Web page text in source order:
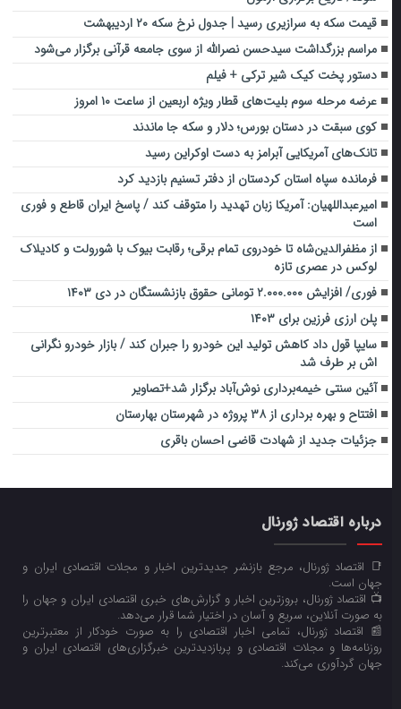
قیمت سکه به سرازیری رسید | جدول نرخ سکه ۲۰ اردیبهشت
مراسم بزرگداشت سیدحسن نصرالله از سوی جامعه قرآنی برگزار می‌شود
دستور پخت کیک شیر ترکی + فیلم
عرضه مرحله سوم بلیت‌های قطار ویژه اربعین از ساعت ۱۰ امروز
کوی سبقت در دستان بورس؛ دلار و سکه جا ماندند
تانک‌‌های آمریکایی آبرامز به دست اوکراین رسید
فرمانده سپاه استان کردستان از دفتر ‌تسنیم بازدید کرد
امیرعبداللهیان: آمریکا زبان تهدید را متوقف کند / پاسخ ایران قاطع و فوری
است
از مظفرالدین‌شاه تا خودروی تمام برقی؛ رقابت بیوک با شورولت و کادیلاک
لوکس در عصری تازه
فوری/ افزایش ۲.۰۰۰.۰۰۰ تومانی حقوق بازنشستگان در دی ۱۴۰۳
پلن ارزی فرزین برای ۱۴۰۳
سایپا قول داد کاهش تولید این خودرو را جبران کند / بازار خودرو نگرانی
اش بر طرف شد
آئین سنتی خیمه‌برداری نوش‌آباد برگزار شد+تصاویر
افتتاح و بهره برداری از ۳۸ پروژه در شهرستان بهارستان
جزئیات جدید از شهادت قاضی احسان باقری
درباره اقتصاد ژورنال
📑 اقتصاد ژورنال، مرجع بازنشر جدیدترین اخبار و مجلات اقتصادی ایران و
جهان است.
📺 اقتصاد ژورنال، بروزترین اخبار و گزارش‌های خبری اقتصادی ایران و جهان را
به صورت آنلاین، سریع و آسان در اختیار شما قرار می‌‌دهد.
📰 اقتصاد ژورنال، تمامی اخبار اقتصادی را به صورت خودکار از معتبرترین
روزنامه‌ها و مجلات اقتصادی و پربازدیدترین خبرگزاری‌های اقتصادی ایران و
جهان گردآوری می‌کند.